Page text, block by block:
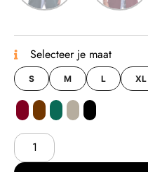
Selecteer je maat
S M L XL